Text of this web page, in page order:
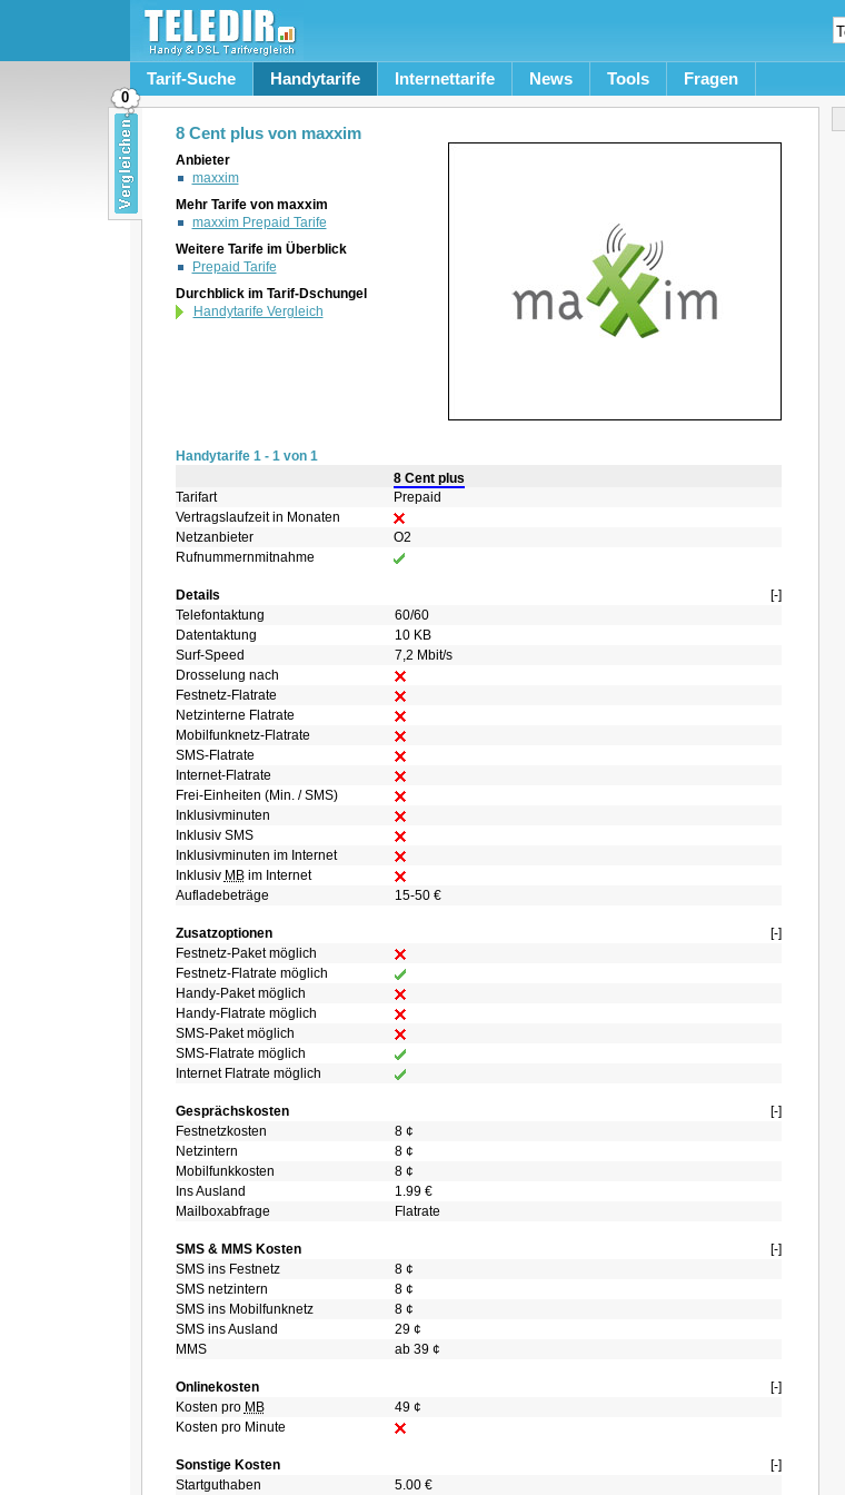
Tarif-Suche Handytarife Internettarife News Tools Fragen
8 Cent plus von maxxim
Anbieter
maxxim
Mehr Tarife von maxxim
maxxim Prepaid Tarife
Weitere Tarife im Überblick
Prepaid Tarife
Durchblick im Tarif-Dschungel
Handytarife Vergleich
Handytarife 1 - 1 von 1
8 Cent plus
Tarifart
Prepaid
Vertragslaufzeit in Monaten
Netzanbieter
O2
Rufnummernmitnahme
Details
[-]
Telefontaktung
60/60
Datentaktung
10 KB
Surf-Speed
7,2 Mbit/s
Drosselung nach
Festnetz-Flatrate
Netzinterne Flatrate
Mobilfunknetz-Flatrate
SMS-Flatrate
Internet-Flatrate
Frei-Einheiten (Min. / SMS)
Inklusivminuten
Inklusiv SMS
Inklusivminuten im Internet
Inklusiv MBim Internet
Aufladebeträge
15-50 €
Zusatzoptionen
[-]
Festnetz-Paket möglich
Festnetz-Flatrate möglich
Handy-Paket möglich
Handy-Flatrate möglich
SMS-Paket möglich
SMS-Flatrate möglich
Internet Flatrate möglich
Gesprächskosten
[-]
Festnetzkosten
8 ¢
Netzintern
8 ¢
Mobilfunkkosten
8 ¢
Ins Ausland
1.99 €
Mailboxabfrage
Flatrate
SMS & MMS Kosten
[-]
SMS ins Festnetz
8 ¢
SMS netzintern
8 ¢
SMS ins Mobilfunknetz
8 ¢
SMS ins Ausland
29 ¢
MMS
ab 39 ¢
Onlinekosten
[-]
Kosten pro MB
49 ¢
Kosten pro Minute
Sonstige Kosten
[-]
Startguthaben
5.00 €
0